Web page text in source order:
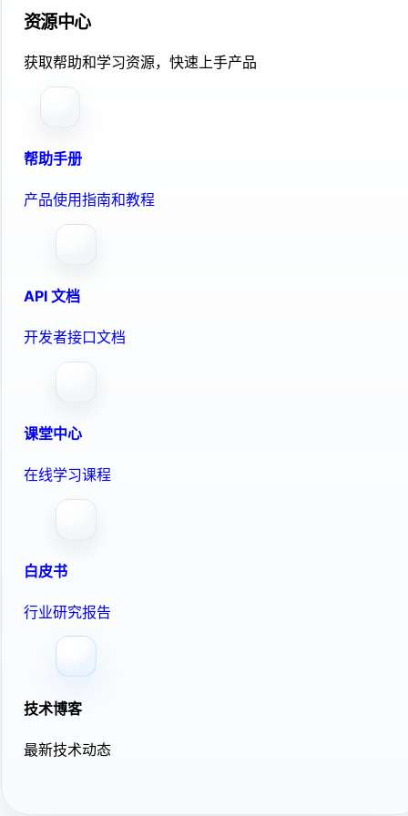
资源中心
获取帮助和学习资源，快速上手产品
帮助手册
产品使用指南和教程
API 文档
开发者接口文档
课堂中心
在线学习课程
白皮书
行业研究报告
技术博客
最新技术动态